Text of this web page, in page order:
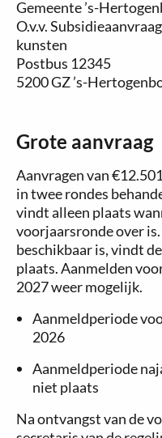
Gemeente ’s-
O.v.v.
kunsten
Postbus 12345
5200 GZ ’s-
Grote aanvraag
Aanvragen van
in twee rondes
vindt alleen plaats
voorjaarsronde over
beschikbaar is, vindt
plaats. Aanmelden
2027 weer mogelijk.
Aanmeldperiode
2026
Aanmeldperiode
niet plaats
Na ontvangst van de